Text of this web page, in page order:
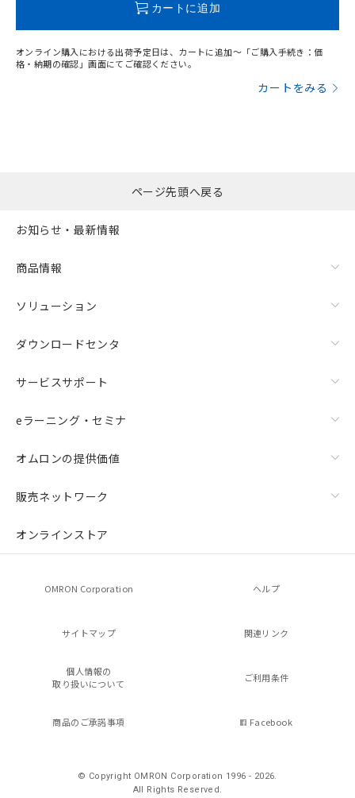
カートに追加
オンライン購入における出荷予定日は、カートに追加～「ご購入手続き：価
格・納期の確認」画面にてご確認ください。
カートをみる
ページ先頭へ戻る
お知らせ・最新情報
商品情報
ソリューション
ダウンロードセンタ
サービスサポート
eラーニング・セミナ
オムロンの提供価値
販売ネットワーク
オンラインストア
OMRON Corporation ヘルプ
サイトマップ 関連リンク
個人情報の
取り扱いについて
ご利用条件
商品のご承諾事項 Facebook
© Copyright OMRON Corporation 1996 - 2026.
All Rights Reserved.